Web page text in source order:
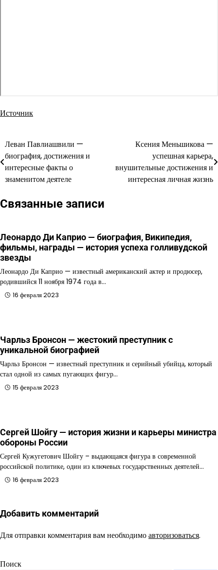
Источник
Навигация
по
записям
Леван Павлиашвили —
биография, достижения и
интересные факты о
знаменитом деятеле
Ксения Меньшикова —
успешная карьера,
внушительные достижения и
интересная личная жизнь
Связанные записи
Леонардо Ди Каприо — биография, Википедия,
фильмы, награды — история успеха голливудской
звезды
Леонардо Ди Каприо — известный американский актер и продюсер,
родившийся 11 ноября 1974 года в…
16 февраля 2023
Чарльз Бронсон — жестокий преступник с
уникальной биографией
Чарльз Бронсон — известный преступник и серийный убийца, который
стал одной из самых пугающих фигур…
15 февраля 2023
Сергей Шойгу — история жизни и карьеры министра
обороны России
Сергей Кужугетович Шойгу – выдающаяся фигура в современной
российской политике, один из ключевых государственных деятелей…
16 февраля 2023
Добавить комментарий
Для отправки комментария вам необходимоавторизоваться.
Поиск